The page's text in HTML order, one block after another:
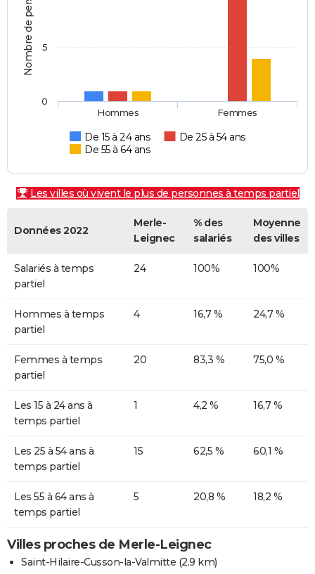
De 15 à 24 ans
De 25 à 54 ans
De 55 à 64 ans
Hommes Femmes
0
5
Les villes où vivent le plus de personnes à temps partiel
Données 2022
Merle-
Leignec
% des
salariés
Moyenne
des villes
Salariés à temps
partiel
24 100% 100%
Hommes à temps
partiel
4 16,7 % 24,7 %
Femmes à temps
partiel
20 83,3 % 75,0 %
Les 15 à 24 ans à
temps partiel
1 4,2 % 16,7 %
Les 25 à 54 ans à
temps partiel
15 62,5 % 60,1 %
Les 55 à 64 ans à
temps partiel
5 20,8 % 18,2 %
Villes proches de Merle-Leignec
Saint-Hilaire-Cusson-la-Valmitte (2.9 km)